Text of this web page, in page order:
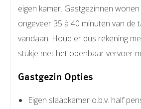
eigen kamer. Gastgezinnen
ongeveer 35 à 40 minuten van de
vandaan. Houd er dus rekening
stukje met het openbaar vervoer
Gastgezin Opties
Eigen slaapkamer o.b.v. half